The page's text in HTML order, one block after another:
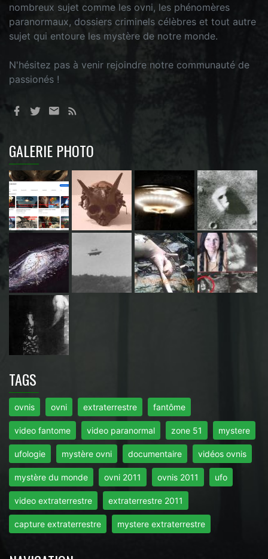
nombreux sujet comme les ovni, les phénomères
paranormaux, dossiers criminels célèbres et tout autre
sujet qui entoure les mystère de notre monde.
N'hésitez pas à venir rejoindre notre communauté de
passionés !
GALERIE PHOTO
TAGS
ovnis ovni extraterrestre fantôme
video fantome video paranormal zone 51 mystere
ufologie mystère ovni documentaire vidéos ovnis
mystère du monde ovni 2011 ovnis 2011 ufo
video extraterrestre extraterrestre 2011
capture extraterrestre mystere extraterrestre